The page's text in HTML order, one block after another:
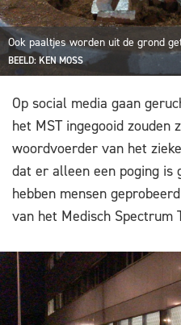
Ook paaltjes worden uit de grond
BEELD: KEN MOSS
Op social media gaan
het MST ingegooid zouden
woordvoerder van het
dat er alleen een poging is
hebben mensen
van het Medisch Spectrum